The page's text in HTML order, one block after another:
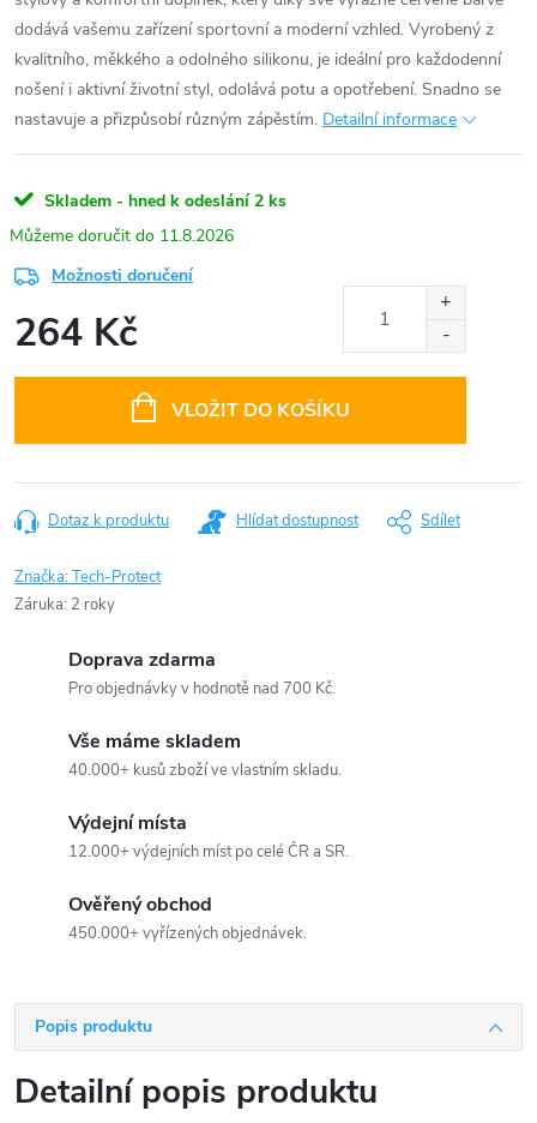
dodává vašemu zařízení sportovní a moderní vzhled. Vyrobený z
kvalitního, měkkého a odolného silikonu, je ideální pro každodenní
nošení i aktivní životní styl, odolává potu a opotřebení. Snadno se
nastavuje a přizpůsobí různým zápěstím. Detailní informace
Skladem - hned k odeslání 2 ks
11.8.2026
Možnosti doručení
264 Kč
VLOŽIT DO KOŠÍKU
Dotaz k produktu Hlídat dostupnost Sdílet
Značka:Tech-Protect
Záruka: 2 roky
Doprava zdarma
Pro objednávky v hodnotě nad 700 Kč.
Vše máme skladem
40.000+ kusů zboží ve vlastním skladu.
Výdejní místa
12.000+ výdejních míst po celé ČR a SR.
Ověřený obchod
450.000+ vyřízených objednávek.
Popis produktu
Detailní popis produktu